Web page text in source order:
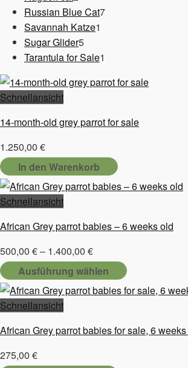
Produkte
Russian Blue Cat77
Savannah Katze1
Sugar Glider55
Produkte
Tarantula for Sale1
Schnellansicht
14-month-old grey parrot for sale
1.250,00 €
In den Warenkorb
Schnellansicht
African Grey parrot babies – 6 weeks old
500,00 €– 1.400,00 €Preisspanne:
500,00 €
bis
1.400,00 €
Ausführung wählen
Dieses
Produkt
mehrere
Varianten
auf.
Schnellansicht
African Grey parrot babies for sale, 6
275,00 €